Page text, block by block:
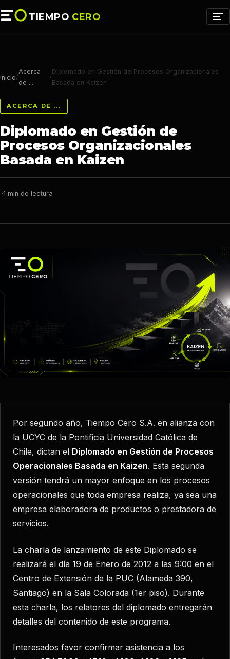
TIEMPO CERO
Inicio/
Acerca
de ...
/
Diplomado en Gestión de Procesos Organizacionales
Basada en Kaizen
ACERCA DE ...
Diplomado en Gestión de
Procesos Organizacionales
Basada en Kaizen
··1 min de lectura
Por segundo año, Tiempo Cero S.A. en alianza con
la UCYC de la Pontificia Universidad Católica de
Chile, dictan el Diplomado en Gestión de Procesos
Operacionales Basada en Kaizen. Esta segunda
versión tendrá un mayor enfoque en los procesos
operacionales que toda empresa realiza, ya sea una
empresa elaboradora de productos o prestadora de
servicios.
La charla de lanzamiento de este Diplomado se
realizará el día 19 de Enero de 2012 a las 9:00 en el
Centro de Extensión de la PUC (Alameda 390,
Santiago) en la Sala Colorada (1er piso). Durante
esta charla, los relatores del diplomado entregarán
detalles del contenido de este programa.
Interesados favor confirmar asistencia a los